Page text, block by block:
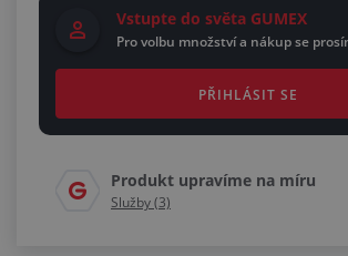
Vstupte do světa GUMEX
Pro volbu množství a nákup se
PŘIHLÁSIT SE
Produkt upravíme na míru
Služby (3)